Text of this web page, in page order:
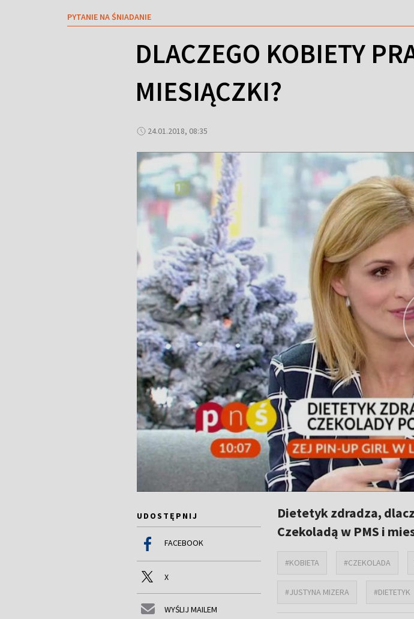
PYTANIE NA ŚNIADANIE
DLACZEGO KOBIETY
MIESIĄCZKI?
24.01.2018, 08:35
UDOSTĘPNIJ
FACEBOOK
X
WYŚLIJ MAILEM
Dietetyk zdradza,
Czekoladą w PMS i
#KOBIETA #CZEKOLADA
#JUSTYNA MIZERA #DIETETYK